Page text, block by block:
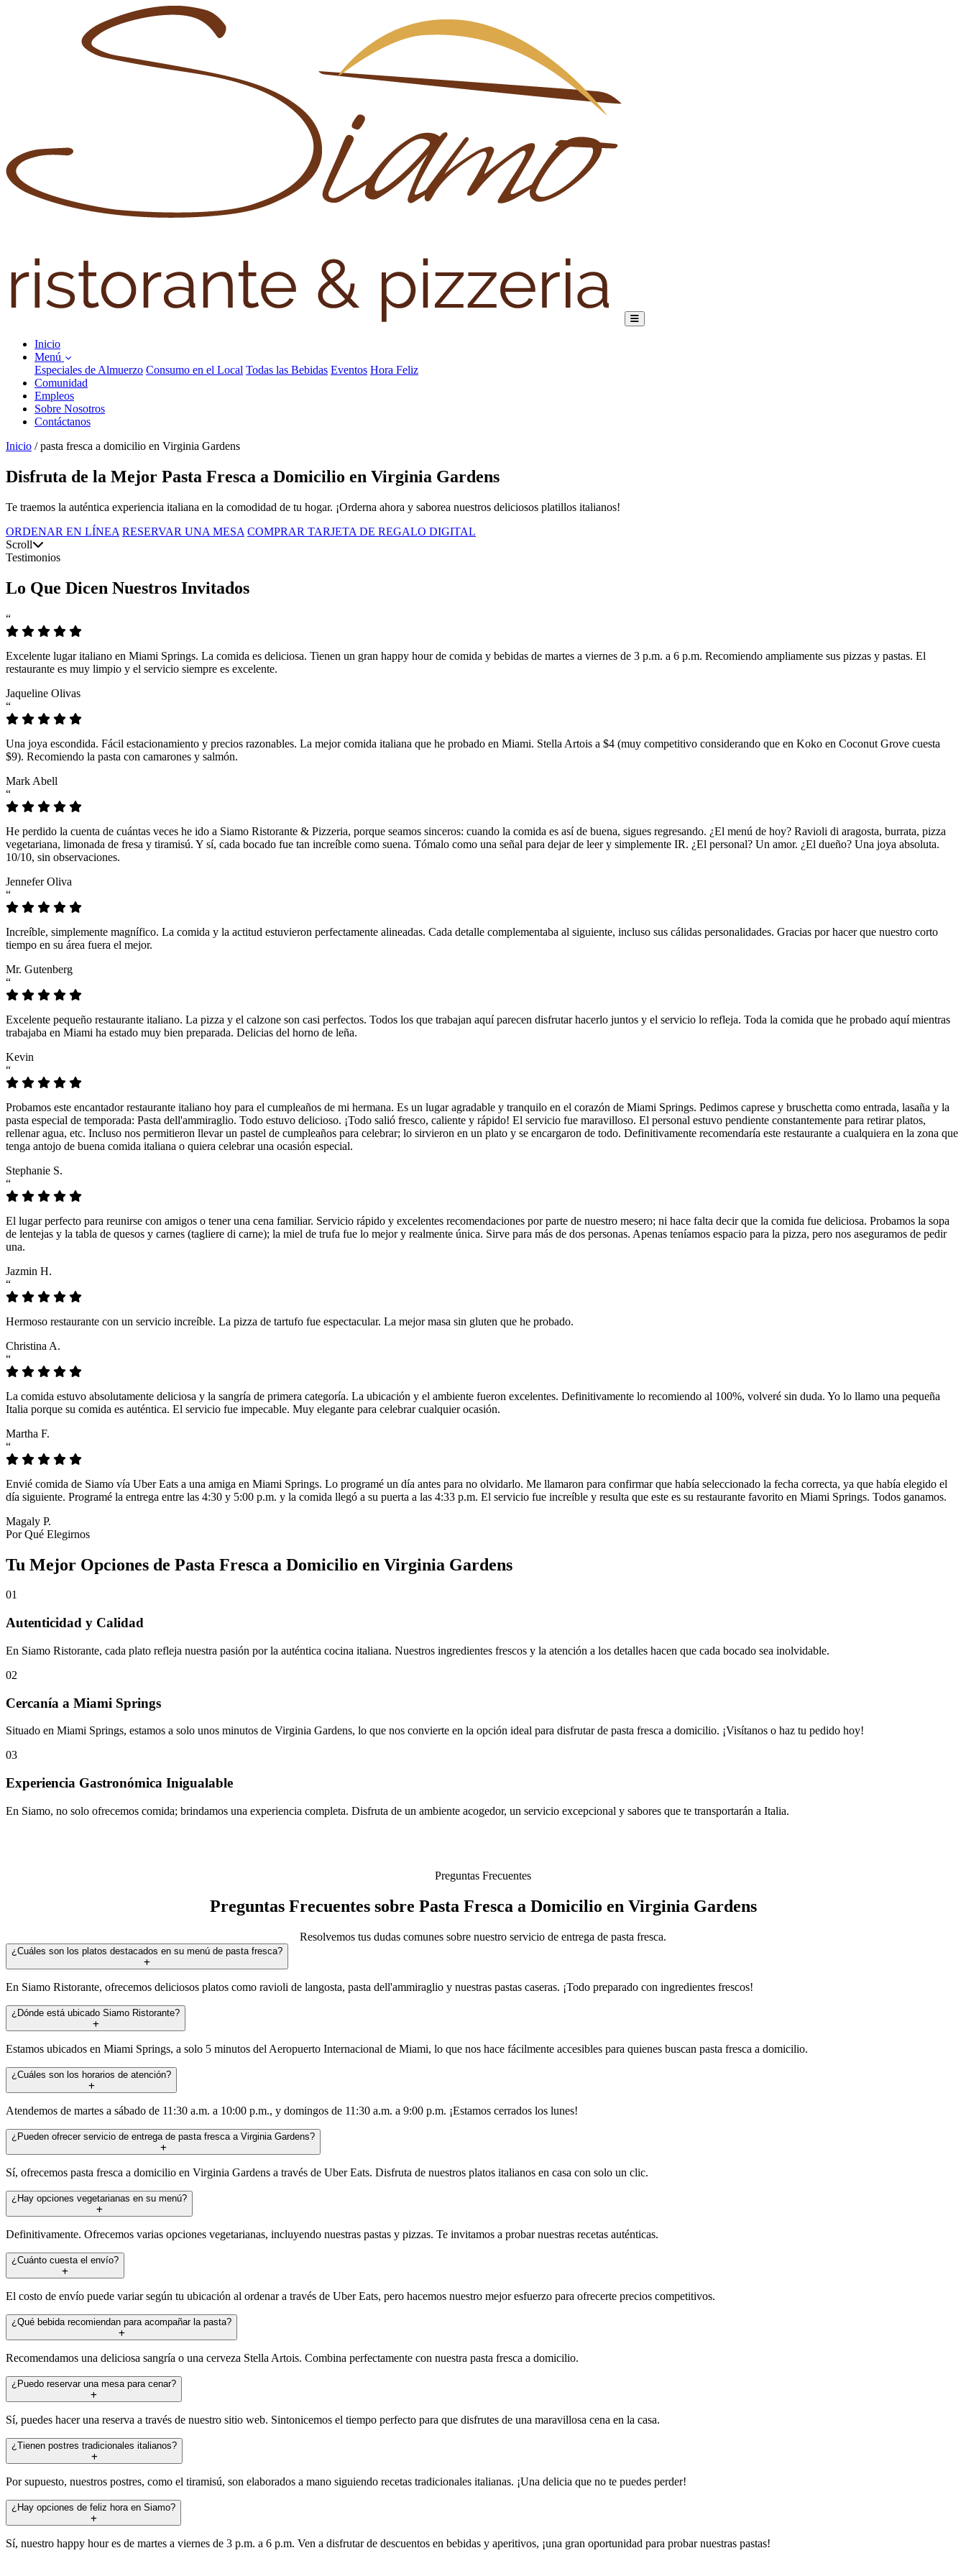
Inicio
Menú
Especiales de Almuerzo Consumo en el Local Todas las Bebidas Eventos Hora Feliz
Comunidad
Empleos
Sobre Nosotros
Contáctanos
Inicio / pasta fresca a domicilio en Virginia Gardens
Disfruta de la Mejor Pasta Fresca a Domicilio en Virginia Gardens
Te traemos la auténtica experiencia italiana en la comodidad de tu hogar. ¡Orderna ahora y saborea nuestros deliciosos platillos italianos!
ORDENAR EN LÍNEA RESERVAR UNA MESA COMPRAR TARJETA DE REGALO DIGITAL
Scroll
Testimonios
Lo Que Dicen Nuestros Invitados
“
Excelente lugar italiano en Miami Springs. La comida es deliciosa. Tienen un gran happy hour de comida y bebidas de martes a viernes de 3 p.m. a 6 p.m. Recomiendo ampliamente sus pizzas y pastas. El
restaurante es muy limpio y el servicio siempre es excelente.
Jaqueline Olivas
“
Una joya escondida. Fácil estacionamiento y precios razonables. La mejor comida italiana que he probado en Miami. Stella Artois a $4 (muy competitivo considerando que en Koko en Coconut Grove cuesta
$9). Recomiendo la pasta con camarones y salmón.
Mark Abell
“
He perdido la cuenta de cuántas veces he ido a Siamo Ristorante & Pizzeria, porque seamos sinceros: cuando la comida es así de buena, sigues regresando. ¿El menú de hoy? Ravioli di aragosta, burrata, pizza
vegetariana, limonada de fresa y tiramisú. Y sí, cada bocado fue tan increíble como suena. Tómalo como una señal para dejar de leer y simplemente IR. ¿El personal? Un amor. ¿El dueño? Una joya absoluta.
10/10, sin observaciones.
Jennefer Oliva
“
Increíble, simplemente magnífico. La comida y la actitud estuvieron perfectamente alineadas. Cada detalle complementaba al siguiente, incluso sus cálidas personalidades. Gracias por hacer que nuestro corto
tiempo en su área fuera el mejor.
Mr. Gutenberg
“
Excelente pequeño restaurante italiano. La pizza y el calzone son casi perfectos. Todos los que trabajan aquí parecen disfrutar hacerlo juntos y el servicio lo refleja. Toda la comida que he probado aquí mientras
trabajaba en Miami ha estado muy bien preparada. Delicias del horno de leña.
Kevin
“
Probamos este encantador restaurante italiano hoy para el cumpleaños de mi hermana. Es un lugar agradable y tranquilo en el corazón de Miami Springs. Pedimos caprese y bruschetta como entrada, lasaña y la
pasta especial de temporada: Pasta dell'ammiraglio. Todo estuvo delicioso. ¡Todo salió fresco, caliente y rápido! El servicio fue maravilloso. El personal estuvo pendiente constantemente para retirar platos,
rellenar agua, etc. Incluso nos permitieron llevar un pastel de cumpleaños para celebrar; lo sirvieron en un plato y se encargaron de todo. Definitivamente recomendaría este restaurante a cualquiera en la zona que
tenga antojo de buena comida italiana o quiera celebrar una ocasión especial.
Stephanie S.
“
El lugar perfecto para reunirse con amigos o tener una cena familiar. Servicio rápido y excelentes recomendaciones por parte de nuestro mesero; ni hace falta decir que la comida fue deliciosa. Probamos la sopa
de lentejas y la tabla de quesos y carnes (tagliere di carne); la miel de trufa fue lo mejor y realmente única. Sirve para más de dos personas. Apenas teníamos espacio para la pizza, pero nos aseguramos de pedir
una.
Jazmin H.
“
Hermoso restaurante con un servicio increíble. La pizza de tartufo fue espectacular. La mejor masa sin gluten que he probado.
Christina A.
“
La comida estuvo absolutamente deliciosa y la sangría de primera categoría. La ubicación y el ambiente fueron excelentes. Definitivamente lo recomiendo al 100%, volveré sin duda. Yo lo llamo una pequeña
Italia porque su comida es auténtica. El servicio fue impecable. Muy elegante para celebrar cualquier ocasión.
Martha F.
“
Envié comida de Siamo vía Uber Eats a una amiga en Miami Springs. Lo programé un día antes para no olvidarlo. Me llamaron para confirmar que había seleccionado la fecha correcta, ya que había elegido el
día siguiente. Programé la entrega entre las 4:30 y 5:00 p.m. y la comida llegó a su puerta a las 4:33 p.m. El servicio fue increíble y resulta que este es su restaurante favorito en Miami Springs. Todos ganamos.
Magaly P.
Por Qué Elegirnos
Tu Mejor Opciones de Pasta Fresca a Domicilio en Virginia Gardens
01
Autenticidad y Calidad
En Siamo Ristorante, cada plato refleja nuestra pasión por la auténtica cocina italiana. Nuestros ingredientes frescos y la atención a los detalles hacen que cada bocado sea inolvidable.
02
Cercanía a Miami Springs
Situado en Miami Springs, estamos a solo unos minutos de Virginia Gardens, lo que nos convierte en la opción ideal para disfrutar de pasta fresca a domicilio. ¡Visítanos o haz tu pedido hoy!
03
Experiencia Gastronómica Inigualable
En Siamo, no solo ofrecemos comida; brindamos una experiencia completa. Disfruta de un ambiente acogedor, un servicio excepcional y sabores que te transportarán a Italia.
Preguntas Frecuentes
Preguntas Frecuentes sobre Pasta Fresca a Domicilio en Virginia Gardens
Resolvemos tus dudas comunes sobre nuestro servicio de entrega de pasta fresca.
¿Cuáles son los platos destacados en su menú de pasta fresca?
En Siamo Ristorante, ofrecemos deliciosos platos como ravioli de langosta, pasta dell'ammiraglio y nuestras pastas caseras. ¡Todo preparado con ingredientes frescos!
¿Dónde está ubicado Siamo Ristorante?
Estamos ubicados en Miami Springs, a solo 5 minutos del Aeropuerto Internacional de Miami, lo que nos hace fácilmente accesibles para quienes buscan pasta fresca a domicilio.
¿Cuáles son los horarios de atención?
Atendemos de martes a sábado de 11:30 a.m. a 10:00 p.m., y domingos de 11:30 a.m. a 9:00 p.m. ¡Estamos cerrados los lunes!
¿Pueden ofrecer servicio de entrega de pasta fresca a Virginia Gardens?
Sí, ofrecemos pasta fresca a domicilio en Virginia Gardens a través de Uber Eats. Disfruta de nuestros platos italianos en casa con solo un clic.
¿Hay opciones vegetarianas en su menú?
Definitivamente. Ofrecemos varias opciones vegetarianas, incluyendo nuestras pastas y pizzas. Te invitamos a probar nuestras recetas auténticas.
¿Cuánto cuesta el envío?
El costo de envío puede variar según tu ubicación al ordenar a través de Uber Eats, pero hacemos nuestro mejor esfuerzo para ofrecerte precios competitivos.
¿Qué bebida recomiendan para acompañar la pasta?
Recomendamos una deliciosa sangría o una cerveza Stella Artois. Combina perfectamente con nuestra pasta fresca a domicilio.
¿Puedo reservar una mesa para cenar?
Sí, puedes hacer una reserva a través de nuestro sitio web. Sintonicemos el tiempo perfecto para que disfrutes de una maravillosa cena en la casa.
¿Tienen postres tradicionales italianos?
Por supuesto, nuestros postres, como el tiramisú, son elaborados a mano siguiendo recetas tradicionales italianas. ¡Una delicia que no te puedes perder!
¿Hay opciones de feliz hora en Siamo?
Sí, nuestro happy hour es de martes a viernes de 3 p.m. a 6 p.m. Ven a disfrutar de descuentos en bebidas y aperitivos, ¡una gran oportunidad para probar nuestras pastas!